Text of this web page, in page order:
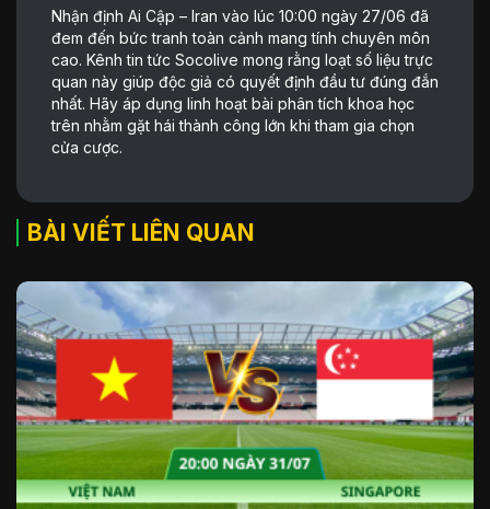
Nhận định Ai Cập – Iran vào lúc 10:00 ngày 27/06 đã
đem đến bức tranh toàn cảnh mang tính chuyên môn
cao. Kênh tin tức Socolive mong rằng loạt số liệu trực
quan này giúp độc giả có quyết định đầu tư đúng đắn
nhất. Hãy áp dụng linh hoạt bài phân tích khoa học
trên nhằm gặt hái thành công lớn khi tham gia chọn
cửa cược.
BÀI VIẾT LIÊN QUAN